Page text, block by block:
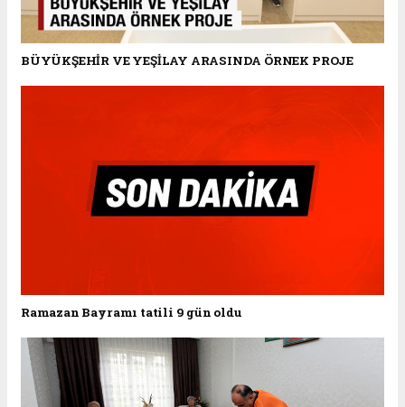
BÜYÜKŞEHİR VE YEŞİLAY ARASINDA ÖRNEK PROJE
Ramazan Bayramı tatili 9 gün oldu